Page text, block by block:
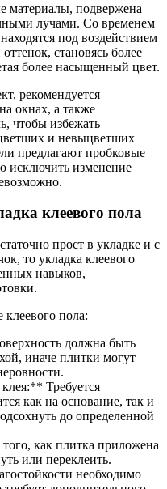
материалы, подвержена
лучами. Со временем
под воздействием
становясь более
более насыщенный цвет.
рекомендуется
окнах, а также
чтобы избежать
и невыцветших
предлагают пробковые
исключить изменение
клеевого пола
прост в укладке и с
то укладка клеевого
навыков,
пола:
должна быть
иначе плитки могут
Требуется
как на основание, так и
до определенной
как плитка приложена
или переклеить.
необходимо